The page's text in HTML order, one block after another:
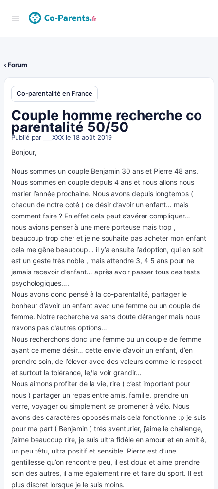
‹ Forum
Co-parentalité en France
Couple homme recherche co
parentalité 50/50
Publié par ___XXX le 18 août 2019
Bonjour,
Nous sommes un couple Benjamin 30 ans et Pierre 48 ans.
Nous sommes en couple depuis 4 ans et nous allons nous
marier l’année prochaine. Nous avons depuis longtemps (
chacun de notre coté ) ce désir d’avoir un enfant… mais
comment faire ? En effet cela peut s’avérer compliquer…
nous avions penser à une mere porteuse mais trop ,
beaucoup trop cher et je ne souhaite pas acheter mon enfant
cela me gêne beaucoup… il y’a ensuite l’adoption, qui en soit
est un geste très noble , mais attendre 3, 4 5 ans pour ne
jamais recevoir d’enfant… après avoir passer tous ces tests
psychologiques….
Nous avons donc pensé à la co-parentalité, partager le
bonheur d’avoir un enfant avec une femme ou un couple de
femme. Notre recherche va sans doute déranger mais nous
n’avons pas d’autres options…
Nous recherchons donc une femme ou un couple de femme
ayant ce meme désir… cette envie d’avoir un enfant, d’en
prendre soin, de l’élever avec des valeurs comme le respect
et surtout la tolérance, le/la voir grandir…
Nous aimons profiter de la vie, rire ( c’est important pour
nous ) partager un repas entre amis, famille, prendre un
verre, voyager ou simplement se promener à vélo. Nous
avons des caractères opposés mais cela fonctionne :p je suis
pour ma part ( Benjamin ) trés aventurier, j’aime le challenge,
j’aime beaucoup rire, je suis ultra fidèle en amour et en amitié,
un peu têtu, ultra positif et sensible. Pierre est d’une
gentillesse qu’on rencontre peu, il est doux et aime prendre
soin des autres, il aime également rire et faire du sport. Il est
plus discret lorsque je le suis moins.